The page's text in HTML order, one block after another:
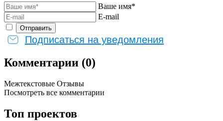
Ваше имя*
E-mail
Подписаться на уведомления
Комментарии (0)
Межтекстовые Отзывы
Посмотреть все комментарии
Топ проектов